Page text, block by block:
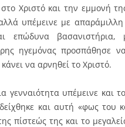
Χριστό και την εμμονή
υπέμεινε με
επώδυνα
ηγεμόνας προσπάθησε
να αρνηθεί το Χριστό.
γενναιότητα υπέμεινε και
και αυτή «φως του
πίστεώς της και το